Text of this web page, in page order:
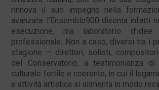
rinnova il suo impegno nella
avanzata: l’Ensemble900 diventa infatti
esecuzione, ma laboratorio
professionale. Non a caso, diversi tra i
stagione — direttori, solisti,
del Conservatorio, a testimonianza
culturale fertile e coerente, in cui il
e attività artistica si alimenta in modo